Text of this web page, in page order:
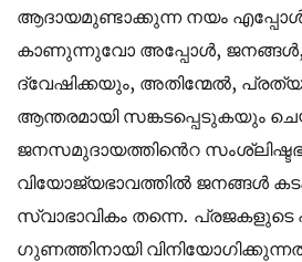
ആദായമുണ്ടാക്കുന്ന നയം എപ്പോൾ
കാണുന്നുവോ അപ്പോൾ,
ദ്വേഷിക്കയും, അതിന്മേൽ,
ആന്തരമായി സങ്കടപ്പെടുകയും
ജനസമുദായത്തിൻെറ
വിയോജ്യഭാവത്തിൽ ജനങ്ങൾ
സ്വാഭാവികം തന്നെ.
ഗുണത്തിനായി